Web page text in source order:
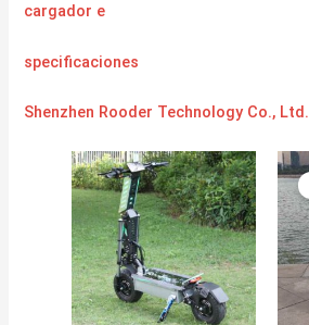
cargador e
specificaciones
Shenzhen Rooder Technology Co., Ltd.